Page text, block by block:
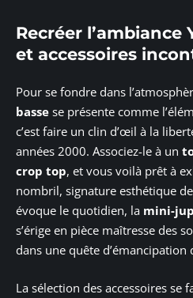
Recréer l’ambiance
et accessoires
Pour se fondre dans
basse se présente comme
c’est faire un clin d’œil à la
années 2000. Associez-le à un
crop top, et vous voilà prêt à
nombril, signature esthétique de
évoque le quotidien, la mini-
s’érige en pièce maîtresse des
dans une quête d’émancipation
La sélection des accessoires se